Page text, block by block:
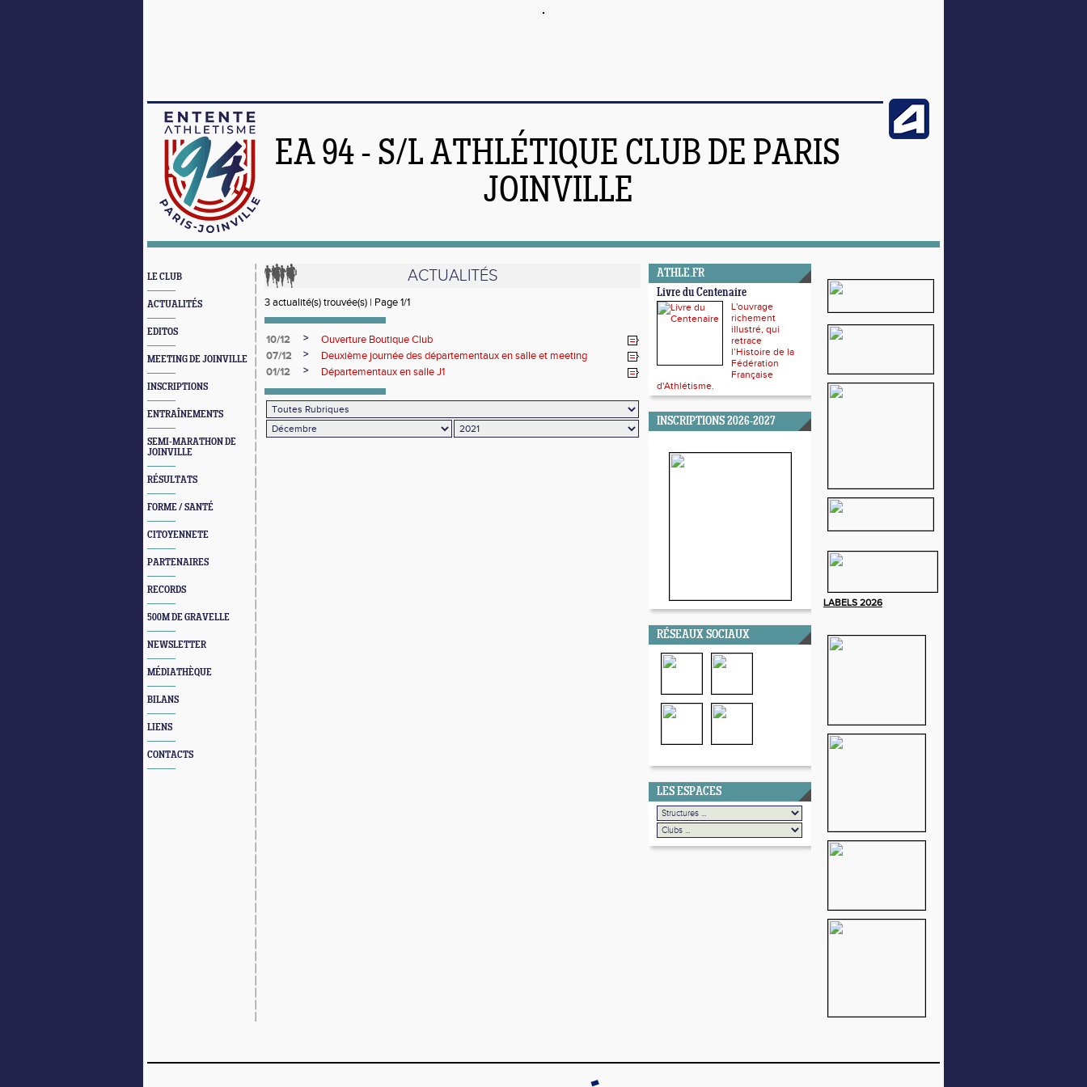
EA 94 - S/L ATHLÉTIQUE CLUB DE PARIS
JOINVILLE
LE CLUB
ACTUALITÉS
EDITOS
MEETING DE JOINVILLE
INSCRIPTIONS
ENTRAÎNEMENTS
SEMI-MARATHON DE
JOINVILLE
RÉSULTATS
FORME / SANTÉ
CITOYENNETE
PARTENAIRES
RECORDS
500M DE GRAVELLE
NEWSLETTER
MÉDIATHÈQUE
BILANS
LIENS
CONTACTS
ACTUALITÉS
3 actualité(s) trouvée(s) | Page 1/1
10/12 >
Ouverture Boutique Club
07/12
>
Deuxième journée des départementaux en salle et meeting
01/12
> Départementaux en salle J1
ATHLE.FR
Livre du Centenaire
L'ouvrage
richement
illustré, qui
retrace
l’Histoire de la
Fédération
Française
d'Athlétisme.
INSCRIPTIONS 2026-2027
RÉSEAUX SOCIAUX
LES ESPACES
LABELS 2026